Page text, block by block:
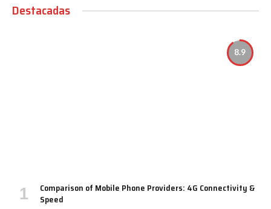
Destacadas
8.9
Comparison of Mobile Phone Providers: 4G Connectivity &
Speed